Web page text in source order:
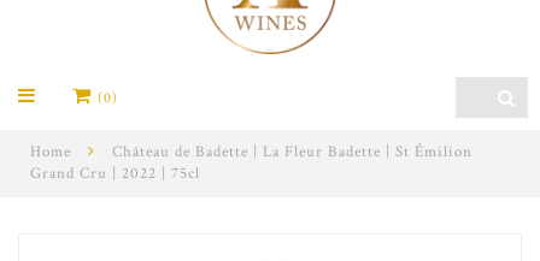
(0)
Home
Château de Badette | La Fleur Badette | St Émilion
Grand Cru | 2022 | 75cl